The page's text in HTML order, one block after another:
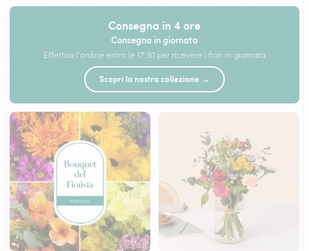
Consegna in 4 ore
Consegna in giornata
Effettua l'ordine entro le 17:30 per ricevere i fiori in giornata
Scopri la nostra collezione →